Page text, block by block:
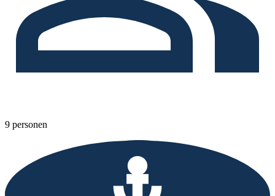
9 personen